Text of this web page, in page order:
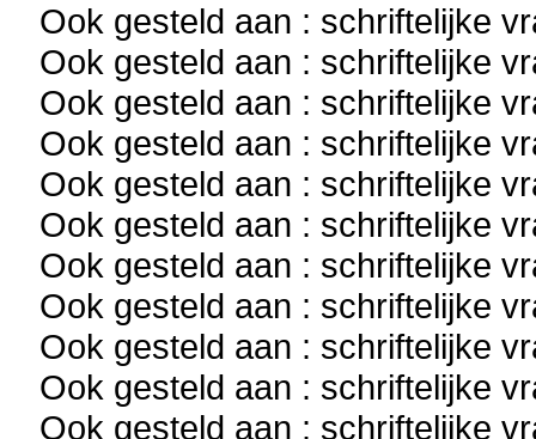
Ook gesteld aan : schriftelijke
Ook gesteld aan : schriftelijke
Ook gesteld aan : schriftelijke
Ook gesteld aan : schriftelijke
Ook gesteld aan : schriftelijke
Ook gesteld aan : schriftelijke
Ook gesteld aan : schriftelijke
Ook gesteld aan : schriftelijke
Ook gesteld aan : schriftelijke
Ook gesteld aan : schriftelijke
Ook gesteld aan : schriftelijke